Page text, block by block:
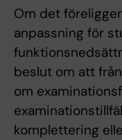
Om det
anpassning för
beslut om att
om
komplettering